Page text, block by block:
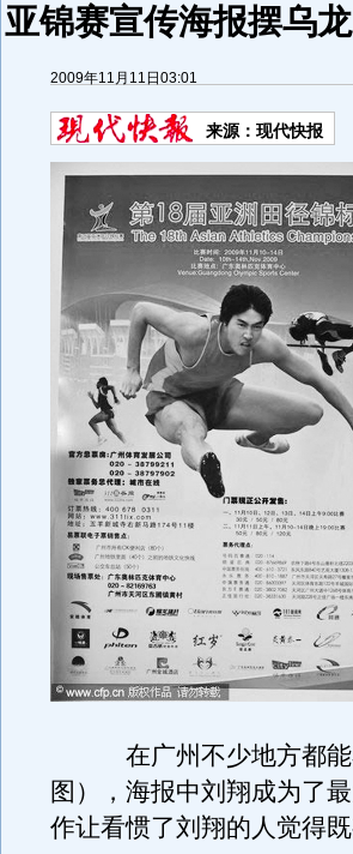
亚锦赛宣传海报摆乌
2009年11月11日03:01
来源： 现代快报
在广州不少地方都能
图），海报中刘翔成为了
作让看惯了刘翔的人觉得